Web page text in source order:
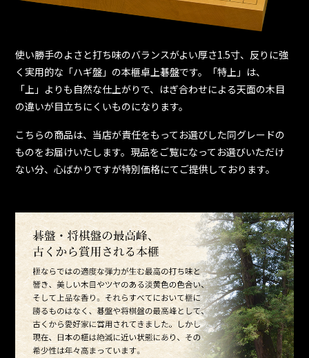
使い勝手のよさと打ち味のバランスがよい厚さ1.5寸、反りに強
く実用的な「ハギ盤」の本榧卓上碁盤です。「特上」は、
「上」よりも自然な仕上がりで、はぎ合わせによる天面の木目
の違いが目立ちにくいものになります。
こちらの商品は、当店が責任をもってお選びした同グレードの
ものをお届けいたします。現品をご覧になってお選びいただけ
ない分、心ばかりですが特別価格にてご提供しております。